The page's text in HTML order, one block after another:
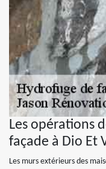
Les opérations
façade à Dio Et
Les murs extérieurs des